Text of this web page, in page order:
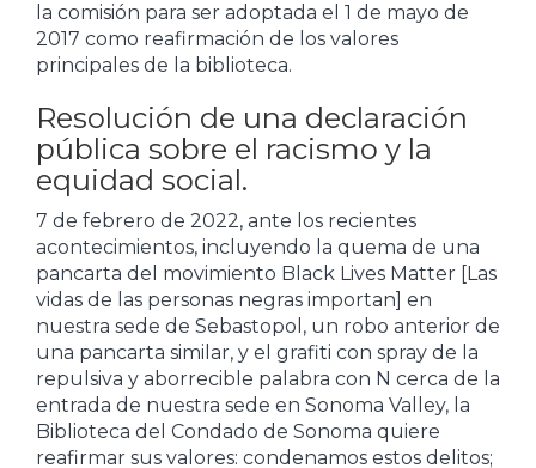
la comisión para ser adoptada el 1 de mayo de
2017 como reafirmación de los valores
principales de la biblioteca.
Resolución de una declaración
pública sobre el racismo y la
equidad social.
7 de febrero de 2022, ante los recientes
acontecimientos, incluyendo la quema de una
pancarta del movimiento Black Lives Matter [Las
vidas de las personas negras importan] en
nuestra sede de Sebastopol, un robo anterior de
una pancarta similar, y el grafiti con spray de la
repulsiva y aborrecible palabra con N cerca de la
entrada de nuestra sede en Sonoma Valley, la
Biblioteca del Condado de Sonoma quiere
reafirmar sus valores: condenamos estos delitos;